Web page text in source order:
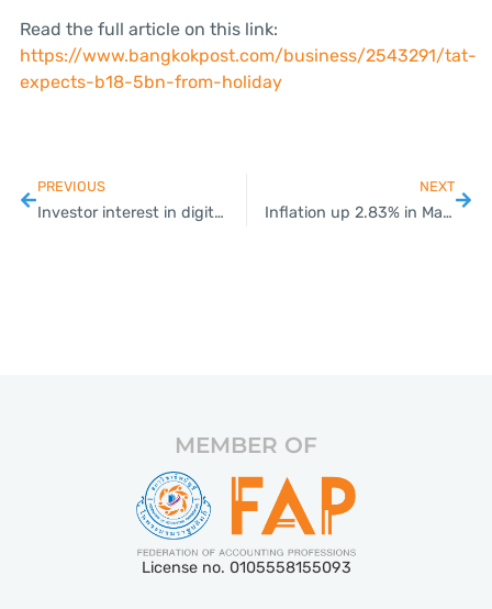
Read the full article on this link:
https://www.bangkokpost.com/business/2543291/tat-
expects-b18-5bn-from-holiday
PREVIOUS
Investor interest in digital assets reignited
NEXT
Inflation up 2.83% in March, slowest pace in 15 months
MEMBER OF
License no. 0105558155093